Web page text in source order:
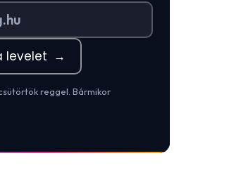
levelet →
reggel. Bármikor